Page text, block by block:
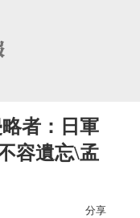
者：日軍
容遺忘\孟
分享